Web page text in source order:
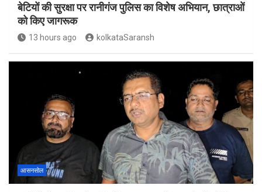
बेटियों की सुरक्षा पर रानीगंज पुलिस का विशेष अभियान, छात्राओं
को किए जागरूक
13 hours ago kolkataSaransh
आसनसोल